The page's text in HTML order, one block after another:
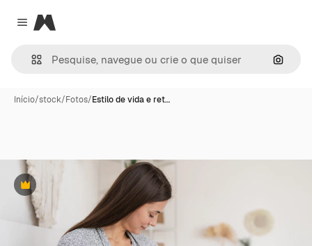
Close menu
Magnific
Início/stock/Fotos/Estilo de vida e ret…
Premium